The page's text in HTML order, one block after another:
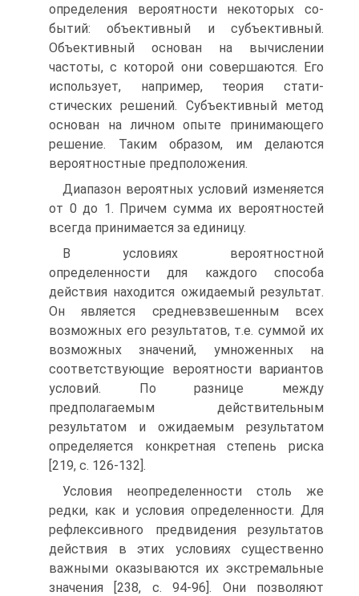
определения вероятности некоторых со­
бытий: объективный и субъективный.
Объективный основан на вычислении
частоты, с которой они совершаются. Его
использует, например, теория стати­
стических решений. Субъективный метод
основан на личном опыте прини­мающего
решение. Таким образом, им делаются
вероятностные предположе­ния.
Диапазон вероятных условий изменяется
от 0 до 1. Причем сумма их ве­роятностей
всегда принимается за единицу.
В условиях вероятностной
определенности для каждого способа
дейст­вия находится ожидаемый результат.
Он является средневзвешенным всех
возможных его результатов, т.е. суммой их
возможных значений, умножен­ных на
соответствующие вероятности вариантов
условий. По разнице меж­ду
предполагаемым действительным
результатом и ожидаемым результа­том
определяется конкретная степень риска
[219, с. 126-132].
Условия неопределенности столь же
редки, как и условия определенности. Для
рефлексивного предвидения результатов
действия в этих условиях суще­ственно
важными оказываются их экстремальные
значения [238, с. 94-96]. Они позволяют